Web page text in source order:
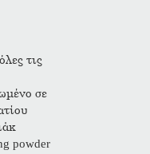
τις
σε
powder